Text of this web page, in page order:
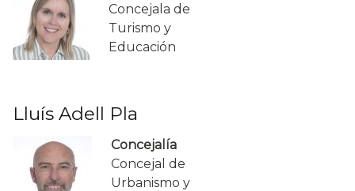
Concejala de
Turismo y
Educación
Lluís Adell Pla
Concejalía
Concejal de
Urbanismo y